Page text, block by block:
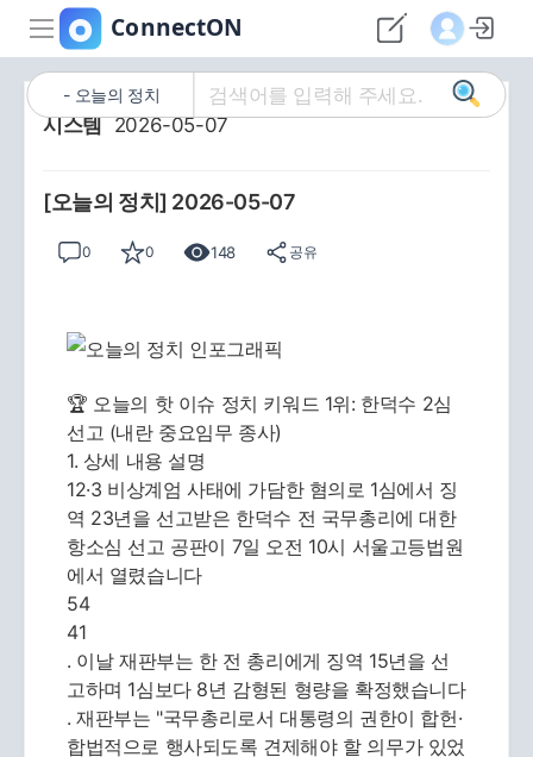
오늘의 정치
시스템 2026-05-07
[오늘의 정치] 2026-05-07
0 0 148 공유
🏆 오늘의 핫 이슈 정치 키워드 1위: 한덕수 2심
선고 (내란 중요임무 종사)
1. 상세 내용 설명
12·3 비상계엄 사태에 가담한 혐의로 1심에서 징
역 23년을 선고받은 한덕수 전 국무총리에 대한
항소심 선고 공판이 7일 오전 10시 서울고등법원
에서 열렸습니다
54
41
. 이날 재판부는 한 전 총리에게 징역 15년을 선
고하며 1심보다 8년 감형된 형량을 확정했습니다
. 재판부는 "국무총리로서 대통령의 권한이 합헌·
합법적으로 행사되도록 견제해야 할 의무가 있었